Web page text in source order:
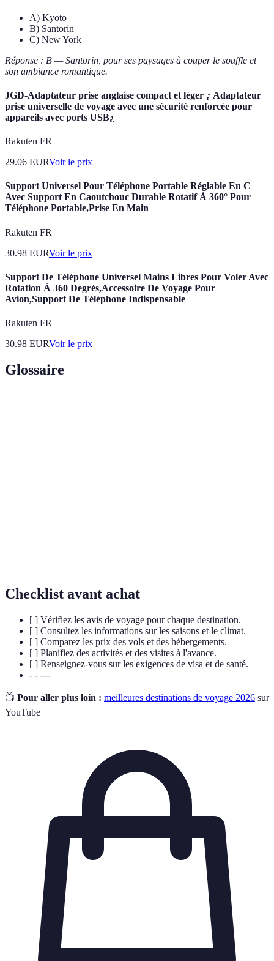
A) Kyoto
B) Santorin
C) New York
Réponse : B — Santorin, pour ses paysages à couper le souffle et
son ambiance romantique.
JGD-Adaptateur prise anglaise compact et léger ¿ Adaptateur
prise universelle de voyage avec une sécurité renforcée pour
appareils avec ports USB¿
Rakuten FR
29.06 EURVoir le prix
Support Universel Pour Téléphone Portable Réglable En C
Avec Support En Caoutchouc Durable Rotatif À 360° Pour
Téléphone Portable,Prise En Main
Rakuten FR
30.98 EURVoir le prix
Support De Téléphone Universel Mains Libres Pour Voler Avec
Rotation À 360 Degrés,Accessoire De Voyage Pour
Avion,Support De Téléphone Indispensable
Rakuten FR
30.98 EURVoir le prix
Glossaire
Checklist avant achat
[ ] Vérifiez les avis de voyage pour chaque destination.
[ ] Consultez les informations sur les saisons et le climat.
[ ] Comparez les prix des vols et des hébergements.
[ ] Planifiez des activités et des visites à l'avance.
[ ] Renseignez-vous sur les exigences de visa et de santé.
- - ---
📺 Pour aller plus loin : meilleures destinations de voyage 2026 sur
YouTube